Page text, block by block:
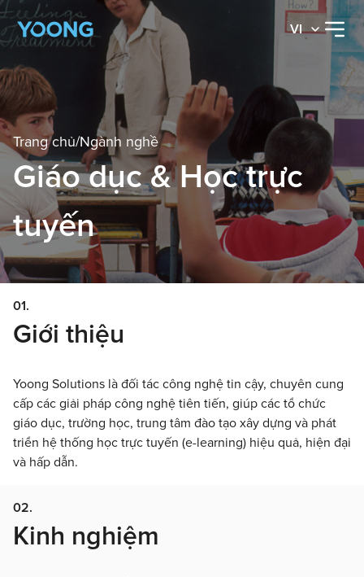
VI
Trang chủ/Ngành nghề
Giáo dục & Học trực
tuyến
01.
Giới thiệu
Yoong Solutions là đối tác công nghệ tin cậy, chuyên cung
cấp các giải pháp công nghệ tiên tiến, giúp các tổ chức
giáo dục, trường học, trung tâm đào tạo xây dựng và phát
triển hệ thống học trực tuyến (e-learning) hiệu quả, hiện đại
và hấp dẫn.
02.
Kinh nghiệm